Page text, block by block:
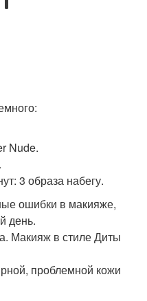
Nude.
3 образа набегу.
ошибки в макияже,
день.
Макияж в стиле Диты
проблемной кожи